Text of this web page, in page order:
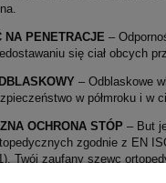
NA PENETRACJE –
się ciał obcych
– Odblaskowe
w półmroku i w
OCHRONA STÓP – But
zgodnie z EN
Twój zaufany szewc